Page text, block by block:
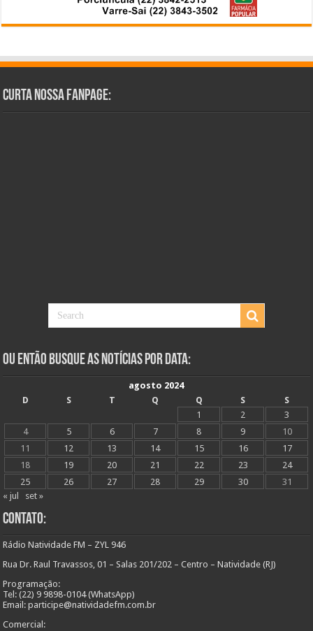
Curta Nossa Fanpage:
Ou Então Busque as Notícias Por Data:
agosto 2024
D
S T Q Q S
S
1
2
3
4
5 6 7 8 9
10
11
12 13 14 15 16
17
18
19 20 21 22 23
24
25
26 27 28 29 30
31
« jul
set »
Contato:
Rádio Natividade FM – ZYL 946
Rua Dr. Raul Travassos, 01 – Salas 201/202 – Centro – Natividade (RJ)
Programação:
Tel: (22) 9 9898-0104 (WhatsApp)
Email: participe@natividadefm.com.br
Comercial: